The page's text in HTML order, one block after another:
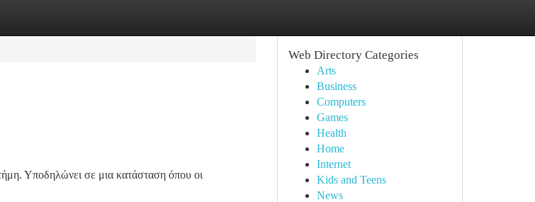
Υποδηλώνει σε μια κατάσταση όπου οι
Web Directory Categories
Arts
Business
Computers
Games
Health
Home
Internet
Kids and Teens
News